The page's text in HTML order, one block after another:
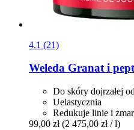
4.1 (21)
Weleda Granat i
Do skóry dojrzałej
Uelastycznia
Redukuje linie i
99,00 zł (2 475,00 zł / l)